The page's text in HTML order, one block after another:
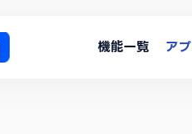
機能一覧 ア